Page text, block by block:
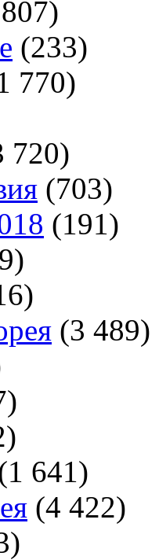
(233)
770)
720)
(703)
(191)
(3 489)
641)
(4 422)